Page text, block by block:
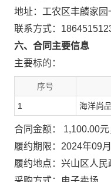
地址：工农区丰麟家园
联系方式：
六、合同主要信息
主要标的：
序号
1 海洋尚
合同金额： 1,100.00
履约期限：2024年09
履约地点：兴山区人民